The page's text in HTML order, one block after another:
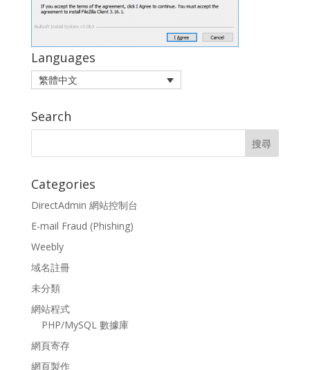
Languages
繁體中文
Search
Categories
DirectAdmin 網站控制台
E-mail Fraud (Phishing)
Weebly
域名註冊
未分類
網站程式
PHP/MySQL 數據庫
網頁寄存
網頁製作